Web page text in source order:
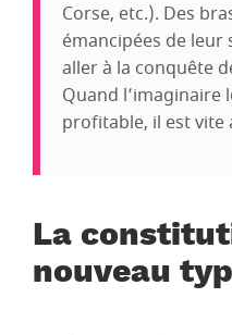
Corse, etc.). Des
émancipées de
aller à la conquête
Quand l’imaginaire
profitable, il est vite
La
nouveau